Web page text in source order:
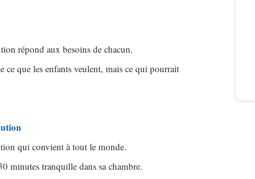
répond aux besoins de chacun.
ce que les enfants veulent, mais ce qui pourrait
qui convient à tout le monde.
minutes tranquille dans sa chambre.